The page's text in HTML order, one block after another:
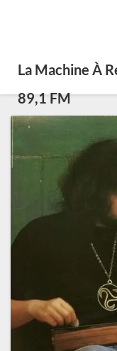
La Machine À
89,1 FM
Renaissance
franco